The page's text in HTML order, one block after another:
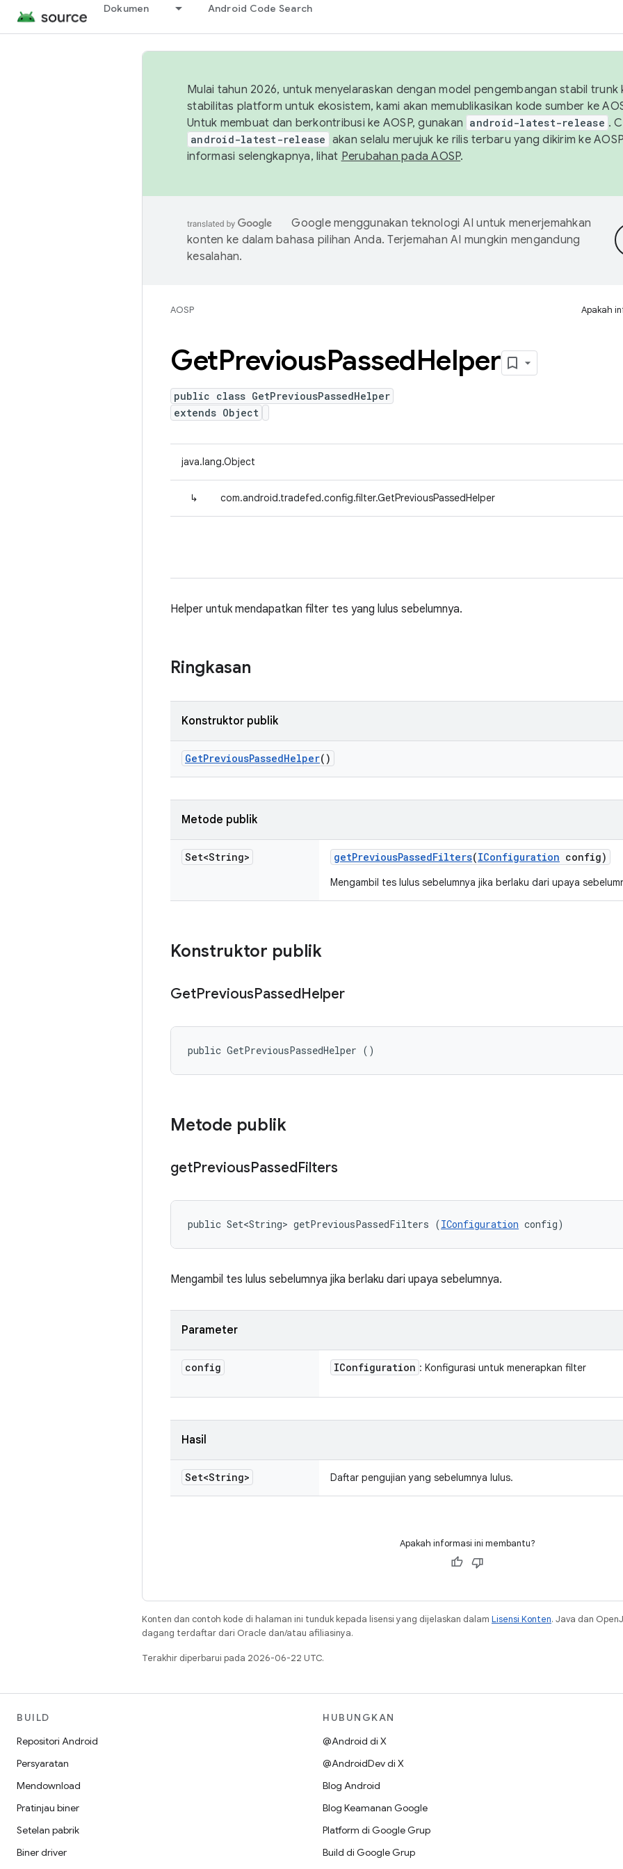
Dokumen Android Code Search
Mulai tahun 2026, untuk menyelaraskan dengan model pengembangan stabil trunk
stabilitas platform untuk ekosistem, kami akan memublikasikan kode sumber ke
Untuk membuat dan berkontribusi ke AOSP, gunakan android-latest-release .
android-latest-release akan selalu merujuk ke rilis terbaru yang dikirim ke
informasi selengkapnya, lihat Perubahan pada AOSP.
Google menggunakan teknologi AI untuk menerjemahkan
konten ke dalam bahasa pilihan Anda. Terjemahan AI mungkin mengandung
kesalahan.
AOSP Apakah
GetPreviousPassedHelper
public class GetPreviousPassedHelper
extends Object
java.lang.Object
↳ com.android.tradefed.config.filter.GetPreviousPassedHelper
Helper untuk mendapatkan filter tes yang lulus sebelumnya.
Ringkasan
Konstruktor publik
GetPreviousPassedHelper()
Metode publik
Set<String> getPreviousPassedFilters(IConfiguration config)
Mengambil tes lulus sebelumnya jika berlaku dari upaya
Konstruktor publik
GetPreviousPassedHelper
public GetPreviousPassedHelper ()
Metode publik
getPreviousPassedFilters
public Set<String> getPreviousPassedFilters (IConfiguration config)
Mengambil tes lulus sebelumnya jika berlaku dari upaya sebelumnya.
Parameter
config IConfiguration : Konfigurasi untuk menerapkan filter
Hasil
Set<String> Daftar pengujian yang sebelumnya lulus.
Apakah informasi ini membantu?
Konten dan contoh kode di halaman ini tunduk kepada lisensi yang dijelaskan dalam Lisensi Konten. Java dan
dagang terdaftar dari Oracle dan/atau afiliasinya.
Terakhir diperbarui pada 2026-06-22 UTC.
BUILD
Repositori Android
Persyaratan
Mendownload
Pratinjau biner
Setelan pabrik
Biner driver
HUBUNGKAN
@Android di X
@AndroidDev di X
Blog Android
Blog Keamanan Google
Platform di Google Grup
Build di Google Grup